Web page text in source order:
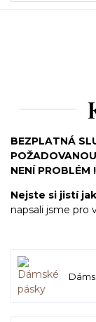
BEZPLATNÁ
NENÍ PROBLÉM !
Nejste si jistí
napsali jsme pro